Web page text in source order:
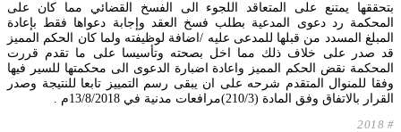
بتحققها يمتنع على المتعاقد اللجوء الى الفسخ القضائي مما كان على
المحكمة رد دعوى المدعية بطلب فسخ العقد وإجابة دعواها فقط بإعادة
المبلغ المسدد من قبلها للمدعى عليه /اضافة لوظيفته ولما كان الحكم المميز
قد صدر على خلاف ذلك مما اخل بصحته وتأسيسا على ما تقدم قررت
المحكمة نقض الحكم المميز واعادة اضبارة الدعوى الى محكمتها للسير فيها
وفقا للمنوال المتقدم شرحه على ان يبقى رسم التمييز تابعا للنتيجة وصدر
القرار بالاتفاق وفق المادة (210/3)مرافعات مدنية في 13/8/2018م .